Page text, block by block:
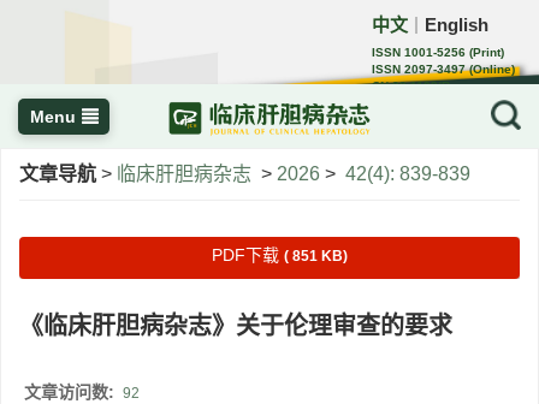
中文 English
ISSN 1001-5256 (Print)
ISSN 2097-3497 (Online)
CN 22-1108/R
Menu
文章导航 > 临床肝胆病杂志 > 2026 > 42(4): 839-839
PDF下载 ( 851 KB)
《临床肝胆病杂志》关于伦理审查的要求
文章访问数: 92